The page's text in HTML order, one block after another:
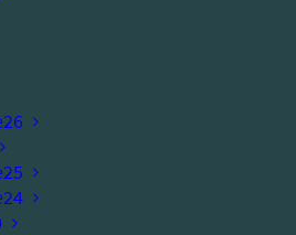
Kindheitserinnerungen
Ruinenschleicher